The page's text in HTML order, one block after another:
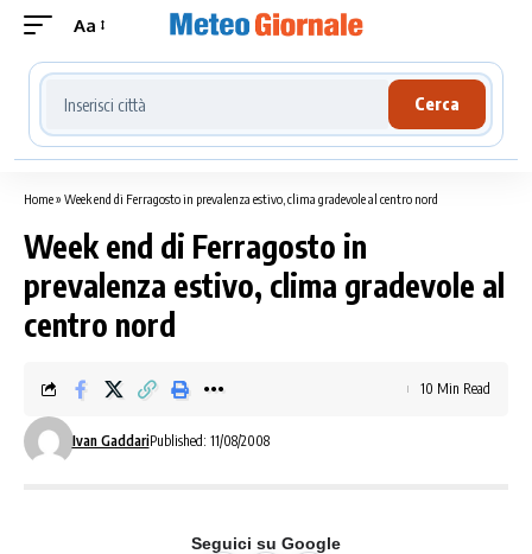
Aa
Cerca località meteo
Cerca
Home» Week end di Ferragosto in prevalenza estivo, clima gradevole al centro nord
Week end di Ferragosto in
prevalenza estivo, clima gradevole al
centro nord
Ivan GaddariPublished: 11/08/2008
10 Min Read
Seguici su Google